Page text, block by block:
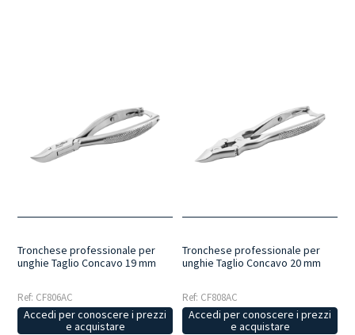
Tronchese professionale per
unghie Taglio Concavo 19 mm
Ref: CF806AC
Accedi per conoscere i prezzi
e acquistare
Tronchese professionale per
unghie Taglio Concavo 20 mm
Ref: CF808AC
Accedi per conoscere i prezzi
e acquistare